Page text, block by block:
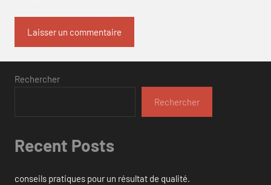
Rechercher
Rechercher
Recent Posts
conseils pratiques pour un résultat de qualité.